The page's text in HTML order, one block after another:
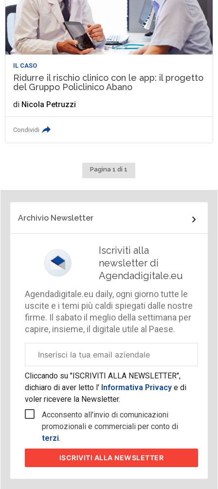
IL CASO
Ridurre il rischio clinico con le app: il progetto
del Gruppo Policlinico Abano
di Nicola Petruzzi
Condividi
Pagina 1 di 1
Archivio Newsletter
Iscriviti alla
newsletter di
Agendadigitale.eu
Agendadigitale.eu daily, ogni giorno tutte le
uscite e i temi più caldi spiegati dalle nostre
firme. Il sabato il meglio della settimana per
capire, insieme, il digitale utile al Paese.
aziendale
Cliccando su "ISCRIVITI ALLA NEWSLETTER",
dichiaro di aver letto l'Informativa Privacy e di
voler ricevere la Newsletter.
Acconsento all'invio di comunicazioni
promozionali e commerciali per conto di
terzi.
ISCRIVITI ALLA NEWSLETTER